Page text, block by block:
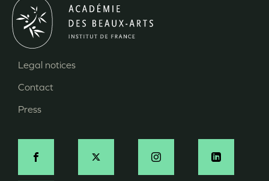
Pied
de
Legal notices
Contact
Press
Social
-